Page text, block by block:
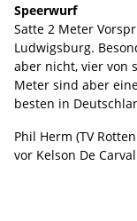
Speerwurf
Satte 2 Meter
Ludwigsburg.
aber nicht, vier von
Meter sind aber
besten in
Phil Herm (TV
vor Kelson De